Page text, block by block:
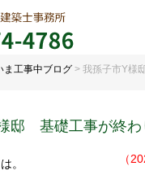
ま工事中ブログ >我孫子市Y様
邸 基礎工事が終わ
（
。